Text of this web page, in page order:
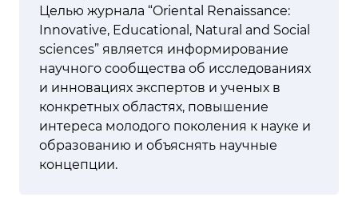
Целью журнала “Oriental Renaissance:
Innovative, Educational, Natural and Social
sciences” является информирование
научного сообщества об исследованиях
и инновациях экспертов и ученых в
конкретных областях, повышение
интереса молодого поколения к науке и
образованию и объяснять научные
концепции.